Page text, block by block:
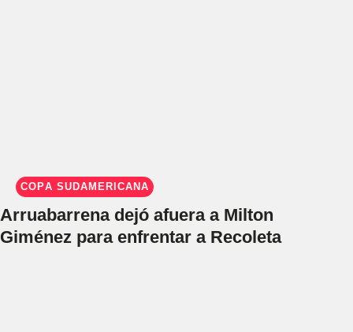
COPA SUDAMERICANA
Arruabarrena dejó afuera a Milton
Giménez para enfrentar a Recoleta